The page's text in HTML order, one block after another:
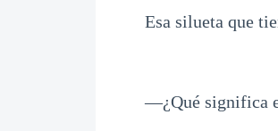
Esa silueta que
—¿Qué significa